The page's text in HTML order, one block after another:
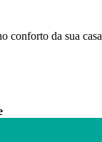
conforto da sua casa